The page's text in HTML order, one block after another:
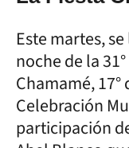
Este martes,
noche de la
Chamamé, 17°
Celebración
participación